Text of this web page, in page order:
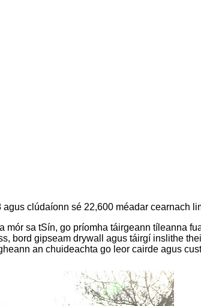
clúdaíonn sé 22,600 méadar cearnach
sa tSín, go príomha táirgeann tíleanna
bord gipseam drywall agus táirgí inslithe
an chuideachta go leor cairde agus